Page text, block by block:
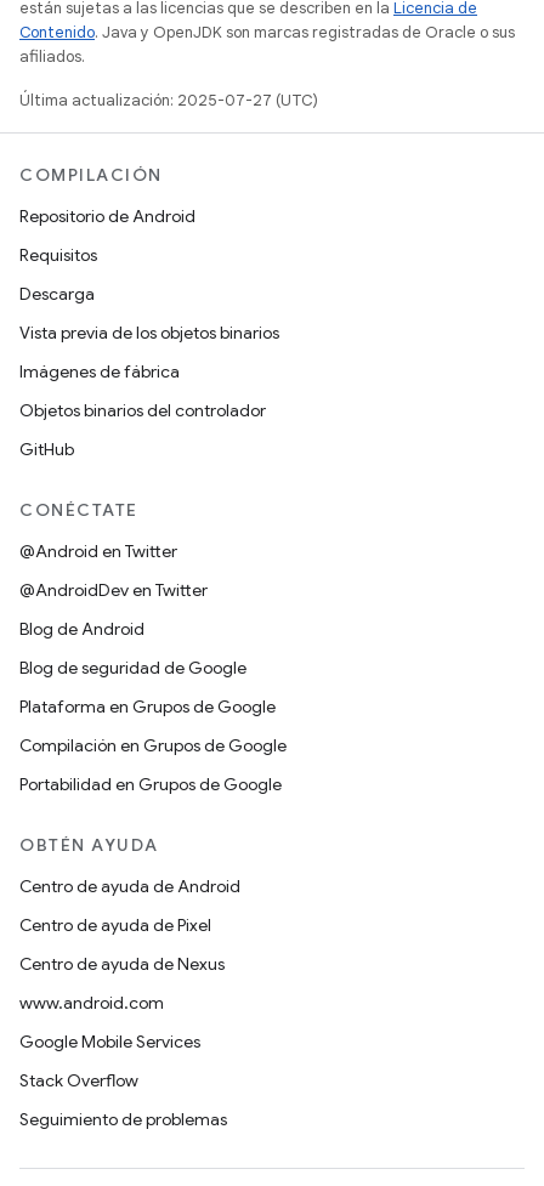
están sujetas a las licencias que se describen en la Licencia de
Contenido. Java y OpenJDK son marcas registradas de Oracle o sus
afiliados.
Última actualización: 2025-07-27 (UTC)
COMPILACIÓN
Repositorio de Android
Requisitos
Descarga
Vista previa de los objetos binarios
Imágenes de fábrica
Objetos binarios del controlador
GitHub
CONÉCTATE
@Android en Twitter
@AndroidDev en Twitter
Blog de Android
Blog de seguridad de Google
Plataforma en Grupos de Google
Compilación en Grupos de Google
Portabilidad en Grupos de Google
OBTÉN AYUDA
Centro de ayuda de Android
Centro de ayuda de Pixel
Centro de ayuda de Nexus
www.android.com
Google Mobile Services
Stack Overflow
Seguimiento de problemas